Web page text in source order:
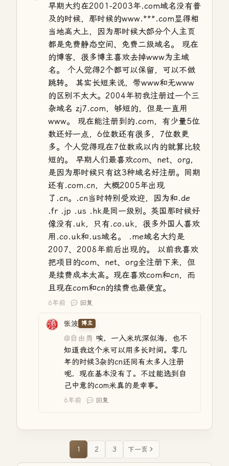
早期大约在2001-2003年.com域名没有普
及的时候，那时候的www.***.com显得相
当地高大上，因为那时候大部分个人主页
都是免费静态空间、免费二级域名。 现在
的博客，很多博主喜欢去掉www为主域
名。 个人觉得2个都可以保留，可以不做
跳转。 其实长短来说，带www和无www
的区别不太大。2004年初我注册过一个三
杂域名 zj7.com，够短的，但是一直用
www。 现在能注册到的.com，有少量5位
数还好一点，6位数还有很多，7位数更
多。个人觉得现在7位数或以内的就算比较
短的。 早期人们最喜欢com、net、org，
是因为那时候只有这3种域名好注册。同期
还有.com.cn，大概2005年出现
了.cn。.cn当时特别受欢迎，因为和.de
.fr .jp .us .hk是同一级别。英国那时候好
像没有.uk，只有.co.uk，很多外国人喜欢
用.co.uk和.us域名。 .me域名大约是
2007、2008年前后出现的。 以前我喜欢
把项目的com、net、org全注册下来，但
是续费成本太高。现在喜欢com和cn，而
且现在com和cn的续费也最便宜。
6年前 回复
张波 博主
@自由勇 唉，一入米坑深似海，也不
知道我这个米可以用多长时间。零几
年的时候3杂的cn还同有太多人注册
呢，现在基本没有了。不过能选到自
己中意的com米真的是幸事。
6年前 回复
1 2 3 下一页